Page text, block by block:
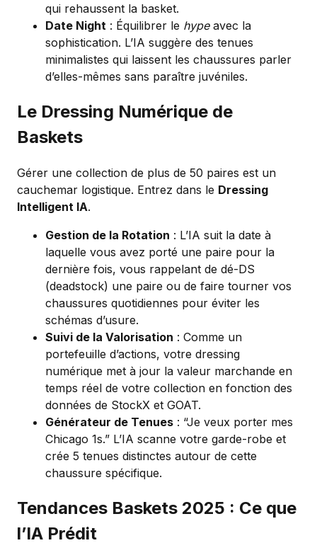
qui rehaussent la basket.
Date Night : Équilibrer le hypeavec la
sophistication. L’IA suggère des tenues
minimalistes qui laissent les chaussures parler
d’elles-mêmes sans paraître juvéniles.
Le Dressing Numérique de
Baskets
Gérer une collection de plus de 50 paires est un
cauchemar logistique. Entrez dans le Dressing
Intelligent IA.
Gestion de la Rotation : L’IA suit la date à
laquelle vous avez porté une paire pour la
dernière fois, vous rappelant de dé-DS
(deadstock) une paire ou de faire tourner vos
chaussures quotidiennes pour éviter les
schémas d’usure.
Suivi de la Valorisation : Comme un
portefeuille d’actions, votre dressing
numérique met à jour la valeur marchande en
temps réel de votre collection en fonction des
données de StockX et GOAT.
Générateur de Tenues : “Je veux porter mes
Chicago 1s.” L’IA scanne votre garde-robe et
crée 5 tenues distinctes autour de cette
chaussure spécifique.
Tendances Baskets 2025 : Ce que
l’IA Prédit